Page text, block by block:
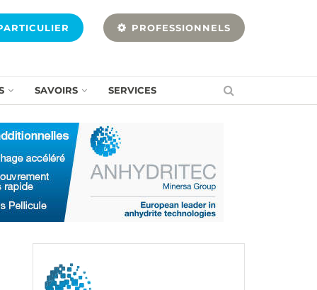
PROFESSIONNELS
SAVOIRS SERVICES